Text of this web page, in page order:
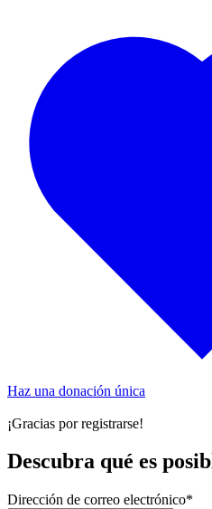
Haz una donación única
¡Gracias por registrarse!
Descubra qué es
Dirección de correo electrónico*